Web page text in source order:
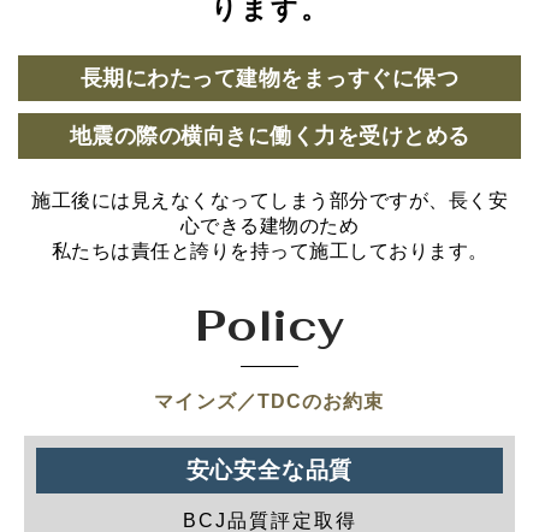
ります。
長期にわたって建物をまっすぐに保つ
地震の際の横向きに働く力を受けとめる
施工後には見えなくなってしまう部分ですが、長く安
心できる建物のため
私たちは責任と誇りを持って施工しております。
Policy
マインズ／TDCのお約束
安心安全な品質
BCJ品質評定取得